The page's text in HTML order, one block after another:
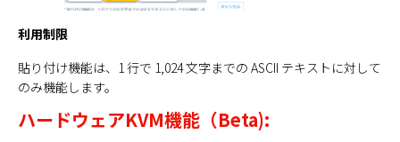
利用制限
貼り付け機能は、1 行で 1,024 文字までの ASCII テキストに対して
のみ機能します。
ハードウェアKVM機能（Beta):